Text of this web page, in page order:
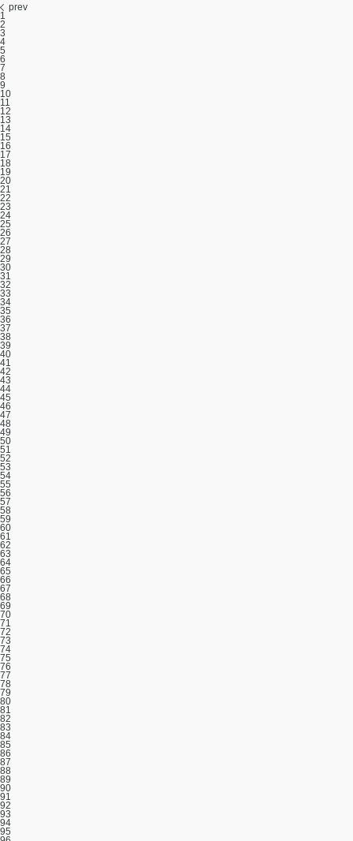
prev
1
2
3
4
5
6
7
8
9
10
11
12
13
14
15
16
17
18
19
20
21
22
23
24
25
26
27
28
29
30
31
32
33
34
35
36
37
38
39
40
41
42
43
44
45
46
47
48
49
50
51
52
53
54
55
56
57
58
59
60
61
62
63
64
65
66
67
68
69
70
71
72
73
74
75
76
77
78
79
80
81
82
83
84
85
86
87
88
89
90
91
92
93
94
95